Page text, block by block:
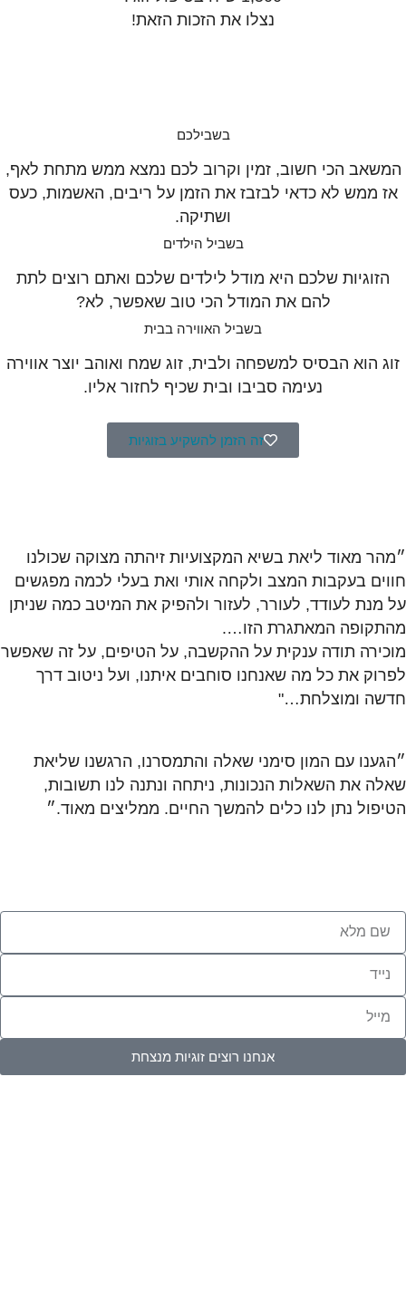
נצלו את הזכות הזאת!
בשבילכם
המשאב הכי חשוב, זמין וקרוב לכם נמצא ממש מתחת לאף,
אז ממש לא כדאי לבזבז את הזמן על ריבים, האשמות, כעס
ושתיקה.
בשביל הילדים
הזוגיות שלכם היא מודל לילדים שלכם ואתם רוצים לתת
להם את המודל הכי טוב שאפשר, לא?
בשביל האווירה בבית
זוג הוא הבסיס למשפחה ולבית, זוג שמח ואוהב יוצר אווירה
נעימה סביבו ובית שכיף לחזור אליו.
זה הזמן להשקיע בזוגיות
״מהר מאוד ליאת בשיא המקצועיות זיהתה מצוקה שכולנו
חווים בעקבות המצב ולקחה אותי ואת בעלי לכמה מפגשים
על מנת לעודד, לעורר, לעזור ולהפיק את המיטב כמה שניתן
מהתקופה המאתגרת הזו….
מוכירה תודה ענקית על ההקשבה, על הטיפים, על זה שאפשר
לפרוק את כל מה שאנחנו סוחבים איתנו, ועל ניטוב דרך
חדשה ומוצלחת…"
״הגענו עם המון סימני שאלה והתמסרנו, הרגשנו שליאת
שאלה את השאלות הנכונות, ניתחה ונתנה לנו תשובות,
הטיפול נתן לנו כלים להמשך החיים. ממליצים מאוד.״
אנחנו רוצים זוגיות מנצחת